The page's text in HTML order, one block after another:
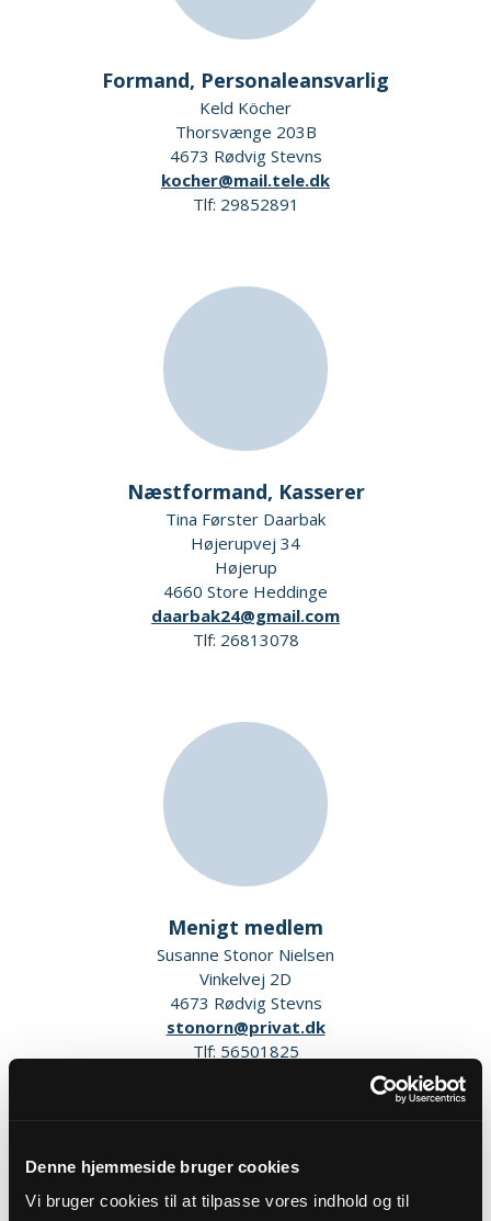
Denne hjemmeside bruger cookies
Vi bruger cookies til at tilpasse vores indhold og til
Formand, Personaleansvarlig
Keld Köcher
Thorsvænge 203B
4673 Rødvig Stevns
kocher@mail.tele.dk
Tlf: 29852891
Næstformand, Kasserer
Tina Førster Daarbak
Højerupvej 34
Højerup
4660 Store Heddinge
daarbak24@gmail.com
Tlf: 26813078
Menigt medlem
Susanne Stonor Nielsen
Vinkelvej 2D
4673 Rødvig Stevns
stonorn@privat.dk
Tlf: 56501825